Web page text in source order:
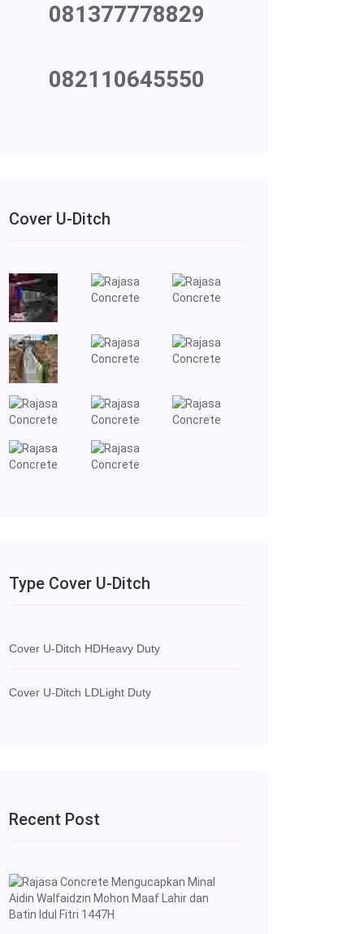
081377778829
082110645550
Cover U-Ditch
Type Cover U-Ditch
Cover U-Ditch HDHeavy Duty
Cover U-Ditch LDLight Duty
Recent Post